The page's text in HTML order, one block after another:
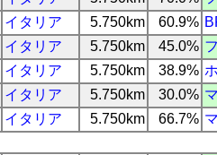
イタリア 5.750km 60.9%
イタリア 5.750km 45.0%
イタリア 5.750km 38.9%
イタリア 5.750km 30.0%
イタリア 5.750km 66.7%